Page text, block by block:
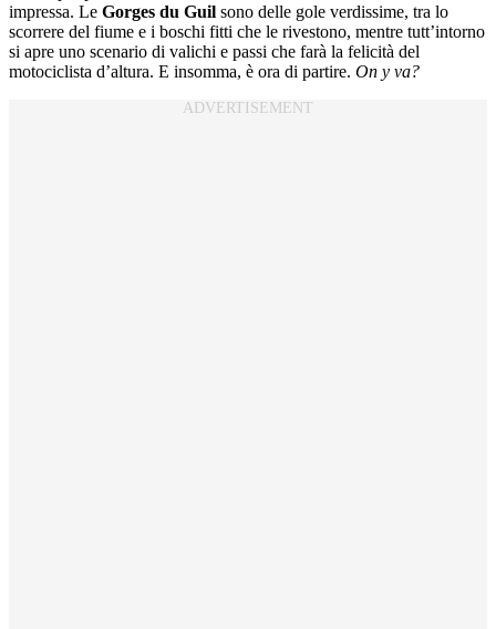
impressa. Le Gorges du Guil sono delle gole verdissime, tra lo
scorrere del fiume e i boschi fitti che le rivestono, mentre tutt’intorno
si apre uno scenario di valichi e passi che farà la felicità del
motociclista d’altura. E insomma, è ora di partire. On y va?